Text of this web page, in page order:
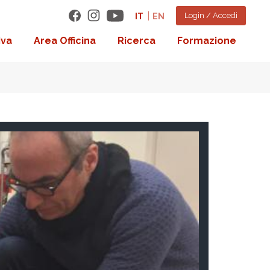
IT EN Login / Accedi
Area Officina Ricerca Formazione